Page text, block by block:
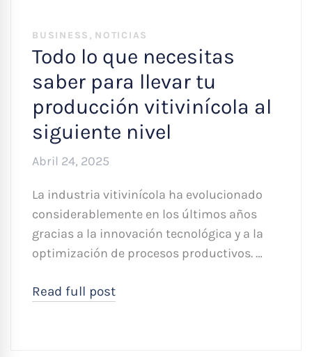
BUSINESS , NOTICIAS
Todo lo que necesitas
saber para llevar tu
producción vitivinícola al
siguiente nivel
Abril 24, 2025
La industria vitivinícola ha evolucionado
considerablemente en los últimos años
gracias a la innovación tecnológica y a la
optimización de procesos productivos. …
Read full post